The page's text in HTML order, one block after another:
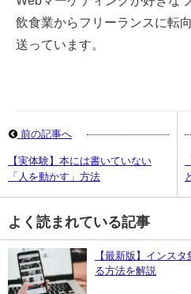
飲食業からフリーランスに転
送っています。
前の記事へ
【実体験】本には書いていない
「人を動かす」方法
よく読まれている記事
【最新版】インス
る方法を解説